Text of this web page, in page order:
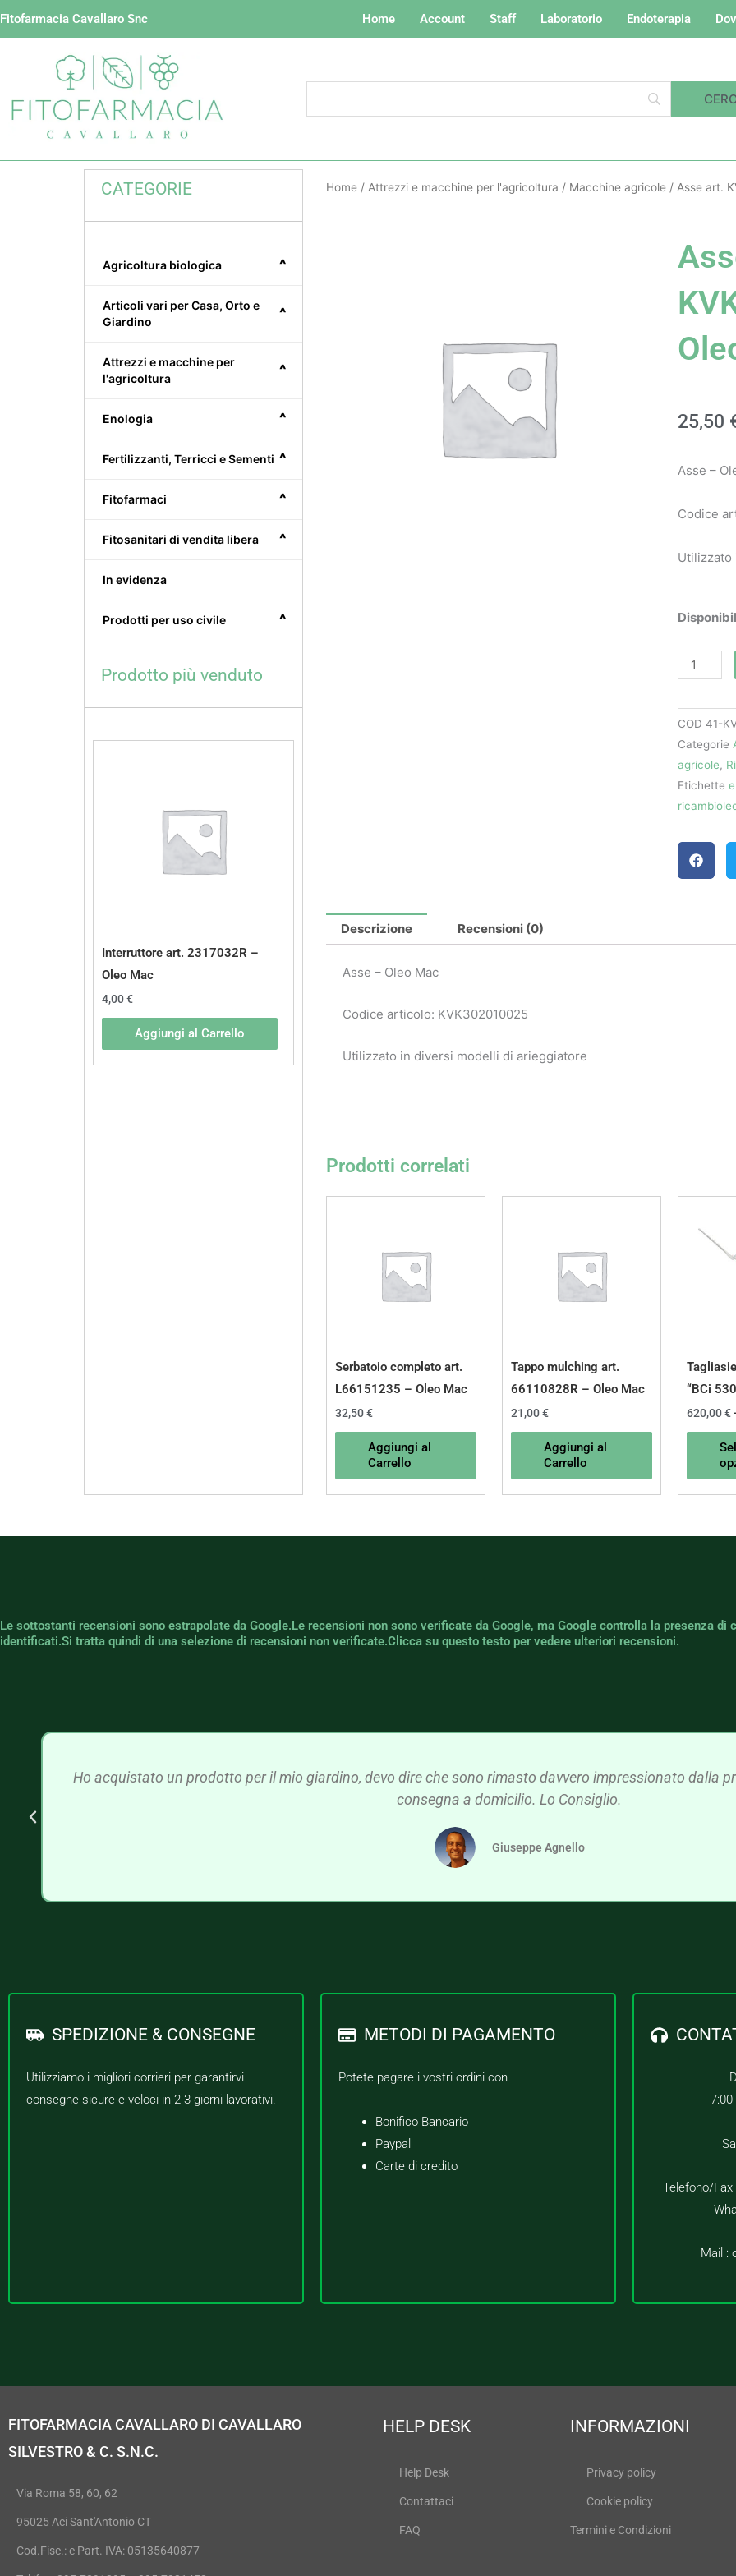
Vai
Fitofarmacia Cavallaro Snc Home Account Staff Laboratorio Endoterapia
CATEGORIE
^
Agricoltura biologica
^
Articoli vari per Casa, Orto e
Giardino
^
Attrezzi e macchine per
l'agricoltura
^
Enologia
^
Fertilizzanti, Terricci e Sementi
^
Fitofarmaci
^
Fitosanitari di vendita libera
In evidenza
^
Prodotti per uso civile
Prodotto più venduto
Interruttore art. 2317032R –
Oleo Mac
4,00€
Aggiungi al Carrello
Home / Attrezzi e macchine per l'agricoltura / Macchine agricole / Asse art.
25,50
Asse –
Codice
Utilizzato
Asse
-
Oleo
Mac
quantità
COD 41-
Categorie
agricole,
Etichette
Descrizione Recensioni (0)
Asse – Oleo Mac
Codice articolo: KVK302010025
Utilizzato in diversi modelli di arieggiatore
Prodotti correlati
Serbatoio completo art.
L66151235 – Oleo Mac
32,50€
Aggiungi al
Carrello
Tappo mulching art.
66110828R – Oleo Mac
21,00€
Aggiungi al
Carrello
“BCi
620,00€
Le sottostanti recensioni sono estrapolate da Google.Le recensioni non sono verificate da Google, ma Google controlla la presenza
identificati.Si tratta quindi di una selezione di recensioni non verificate.Clicca su questo testo per vedere ulteriori recensioni.
Ho acquistato un prodotto per il mio giardino, devo dire che sono rimasto davvero impressionato dalla
consegna a domicilio. Lo Consiglio.
Giuseppe Agnello
SPEDIZIONE & CONSEGNE
Utilizziamo i migliori corrieri per garantirvi
consegne sicure e veloci in 2-3 giorni lavorativi.
METODI DI PAGAMENTO
Potete pagare i vostri ordini con
Bonifico Bancario
Paypal
Carte di credito
Telefono/
Mail :
FITOFARMACIA CAVALLARO DI CAVALLARO
SILVESTRO & C. S.N.C.
Via Roma 58, 60, 62
95025 Aci Sant'Antonio CT
Cod.Fisc.: e Part. IVA: 05135640877
HELP DESK
Help Desk
Contattaci
FAQ
INFORMAZIONI
Privacy policy
Cookie policy
Termini e Condizioni